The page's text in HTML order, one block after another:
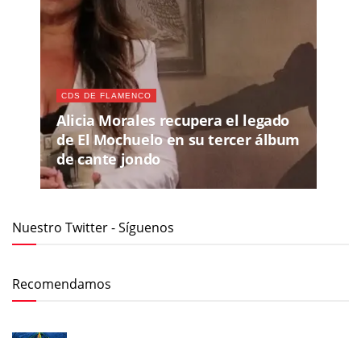
CDS DE FLAMENCO
Alicia Morales recupera el legado
de El Mochuelo en su tercer álbum
de cante jondo
Nuestro Twitter - Síguenos
Recomendamos